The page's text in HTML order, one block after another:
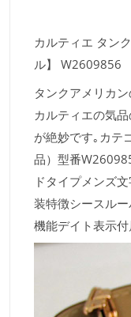
カルティエ タン
ル】 W2609856
タンクアメリカ
カルティエの気
が絶妙です｡カテ
品）型番
ドタイプメンズ
装特徴シースル
機能デイト表示